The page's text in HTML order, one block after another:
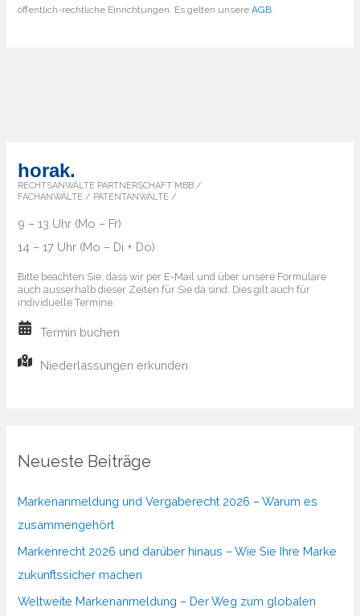
öffentlich-rechtliche Einrichtungen. Es gelten unsereAGB.
horak.
RECHTSANWÄLTE PARTNERSCHAFT MBB /
FACHANWÄLTE / PATENTANWÄLTE /
9 – 13 Uhr (Mo – Fr)
14 – 17 Uhr (Mo – Di + Do)
Bitte beachten Sie, dass wir per E-Mail und über unsere Formulare
auch ausserhalb dieser Zeiten für Sie da sind. Dies gilt auch für
individuelle Termine.
Termin buchen
Niederlassungen erkunden
Neueste Beiträge
Markenanmeldung und Vergaberecht 2026 – Warum es
zusammengehört
Markenrecht 2026 und darüber hinaus – Wie Sie Ihre Marke
zukunftssicher machen
Weltweite Markenanmeldung – Der Weg zum globalen